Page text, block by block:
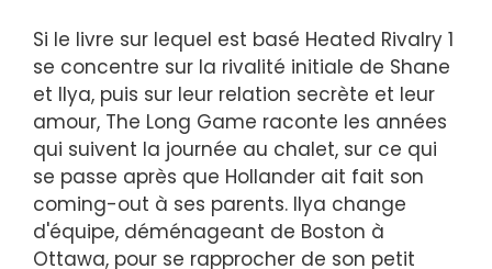
Si le livre sur lequel est basé Heated Rivalry 1
se concentre sur la rivalité initiale de Shane
et Ilya, puis sur leur relation secrète et leur
amour, The Long Game raconte les années
qui suivent la journée au chalet, sur ce qui
se passe après que Hollander ait fait son
coming-out à ses parents. Ilya change
d'équipe, déménageant de Boston à
Ottawa, pour se rapprocher de son petit